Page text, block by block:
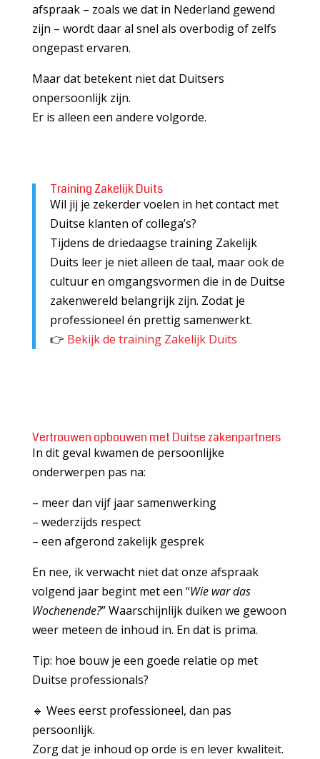
afspraak – zoals we dat in Nederland gewend
zijn – wordt daar al snel als overbodig of zelfs
ongepast ervaren.
Maar dat betekent niet dat Duitsers
onpersoonlijk zijn.
Er is alleen een andere volgorde.
Training Zakelijk Duits
Wil jij je zekerder voelen in het contact met
Duitse klanten of collega’s?
Tijdens de driedaagse training Zakelijk
Duits leer je niet alleen de taal, maar ook de
cultuur en omgangsvormen die in de Duitse
zakenwereld belangrijk zijn. Zodat je
professioneel én prettig samenwerkt.
👉 Bekijk de training Zakelijk Duits
Vertrouwen opbouwen met Duitse zakenpartners
In dit geval kwamen de persoonlijke
onderwerpen pas na:
– meer dan vijf jaar samenwerking
– wederzijds respect
– een afgerond zakelijk gesprek
En nee, ik verwacht niet dat onze afspraak
volgend jaar begint met een “Wie war das
Wochenende?” Waarschijnlijk duiken we gewoon
weer meteen de inhoud in. En dat is prima.
Tip: hoe bouw je een goede relatie op met
Duitse professionals?
🔹 Wees eerst professioneel, dan pas
persoonlijk.
Zorg dat je inhoud op orde is en lever kwaliteit.